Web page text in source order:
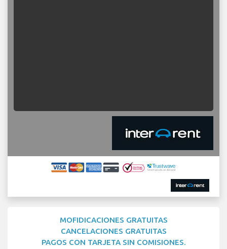
MOFIDICACIONES GRATUITAS
CANCELACIONES GRATUITAS
PAGOS CON TARJETA SIN COMISIONES.